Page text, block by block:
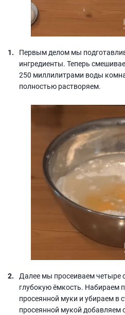
Первым делом мы
ингредиенты. Теперь
250 миллилитрами воды
полностью растворяем.
Далее мы просеиваем четыре
глубокую ёмкость. Набираем
просеянной муки и убираем в
просеянной мукой добавляем